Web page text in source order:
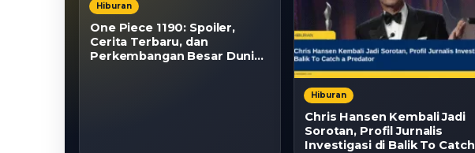
Hiburan
One Piece 1190: Spoiler,
Cerita Terbaru, dan
Perkembangan Besar Dunia
Hiburan
Chris Hansen Kembali Jadi
Sorotan, Profil Jurnalis
Investigasi di Balik To Catch